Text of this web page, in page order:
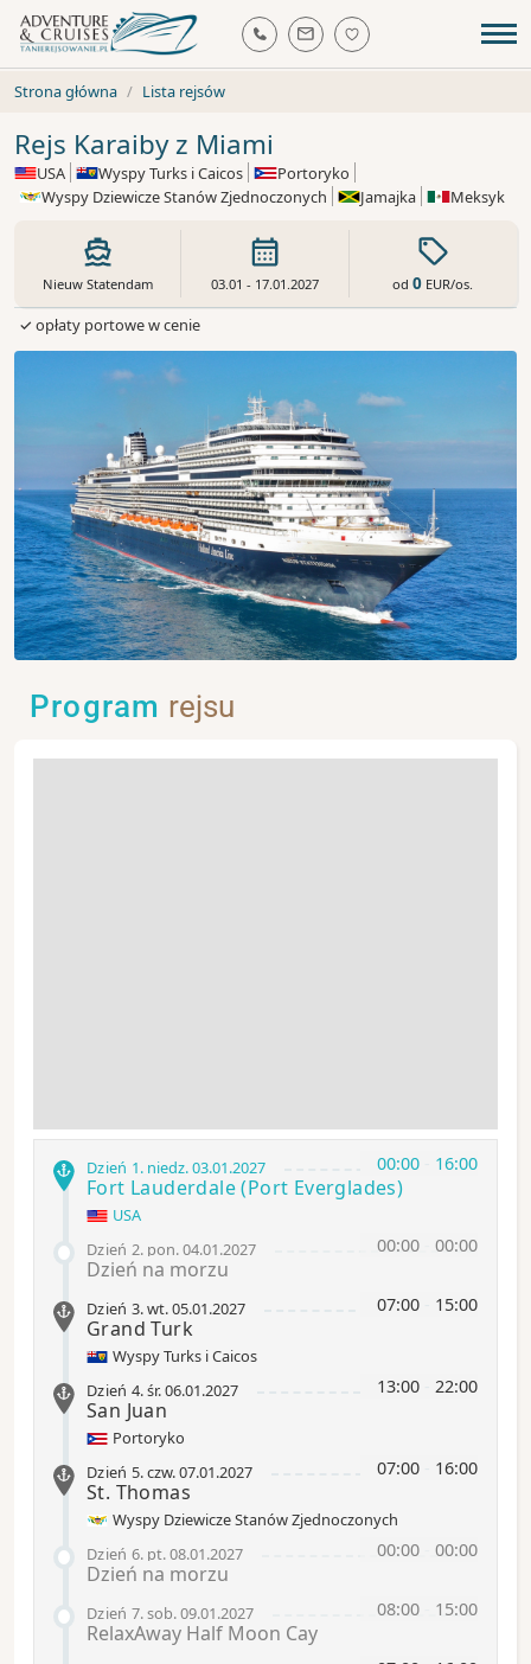
Strona główna Lista rejsów
Rejs Karaiby z Miami
USA Wyspy Turks i Caicos
Portoryko
Wyspy Dziewicze Stanów Zjednoczonych
Jamajka Meksyk
Nieuw Statendam 03.01 - 17.01.2027 od0 EUR/os.
✓ opłaty portowe w cenie
Program rejsu
00:00 16:00
Dzień 1. niedz.03.01.2027
Fort Lauderdale(Port Everglades)
USA
00:00 00:00
Dzień 2. pon.04.01.2027
Dzień na morzu
07:00 15:00
Dzień 3.wt.05.01.2027
Grand Turk
Wyspy Turks i Caicos
13:00 22:00
Dzień 4.śr.06.01.2027
San Juan
Portoryko
07:00 16:00
Dzień 5.czw.07.01.2027
St. Thomas
Wyspy Dziewicze Stanów Zjednoczonych
00:00 00:00
Dzień 6. pt.08.01.2027
Dzień na morzu
08:00 15:00
Dzień 7.sob.09.01.2027
RelaxAway Half Moon Cay